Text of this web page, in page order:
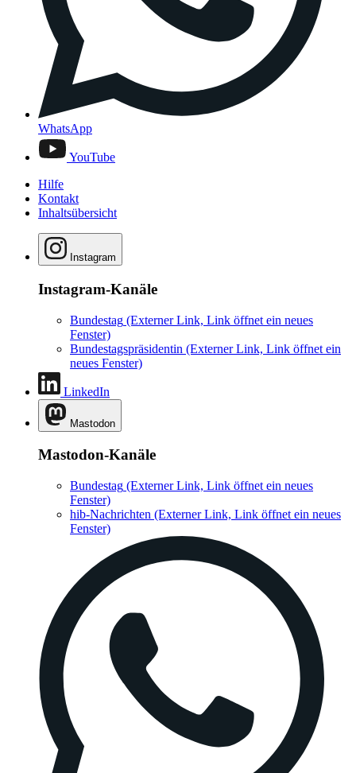
WhatsApp
YouTube
Hilfe
Kontakt
Inhaltsübersicht
Instagram
Instagram-Kanäle
Bundestag (Externer Link, Link öffnet ein neues
Fenster)
Bundestagspräsidentin (Externer Link, Link öffnet ein
neues Fenster)
LinkedIn
Mastodon
Mastodon-Kanäle
Bundestag (Externer Link, Link öffnet ein neues
Fenster)
hib-Nachrichten (Externer Link, Link öffnet ein neues
Fenster)